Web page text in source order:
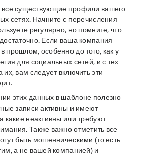
все существующие профили вашего
сетях. Начните с перечисления
регулярно, но помните, что
Если ваша компания
прошлом, особенно до того, как у
для социальных сетей, и с тех
их, вам следует включить эти
этих данных в шаблоне полезно
записи активны и имеют
какие неактивны или требуют
Также важно отметить все
быть мошенническими (то есть
а не вашей компанией) и